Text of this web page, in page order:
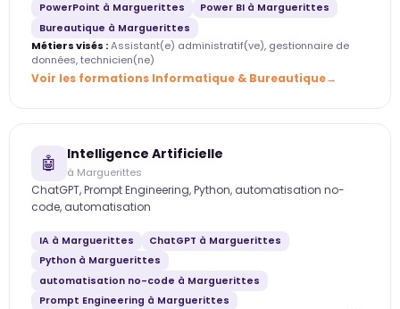
PowerPoint à Marguerittes
Power BI à Marguerittes
Bureautique à Marguerittes
Métiers visés :Assistant(e) administratif(ve), gestionnaire de
données, technicien(ne)
Voir les formations Informatique & Bureautique
🤖 Intelligence Artificielle
à Marguerittes
ChatGPT, Prompt Engineering, Python, automatisation no-
code, automatisation
IA à Marguerittes
ChatGPT à Marguerittes
Python à Marguerittes
automatisation no-code à Marguerittes
Prompt Engineering à Marguerittes